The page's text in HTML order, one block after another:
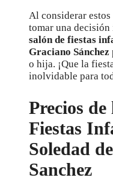
Al considerar estos
tomar una
salón de fiestas
Graciano Sánchez
o hija. ¡Que la
inolvidable para
Precios de
Fiestas
Soledad
Sanchez